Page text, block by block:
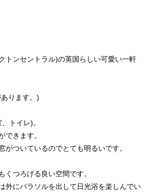
トンセントラル)の英国らしい可愛い一軒
ります。)
トイレ)。
できます。
がついているのでとても明るいです。
くつろげる良い空間です。
外にパラソルを出して日光浴を楽しんでい